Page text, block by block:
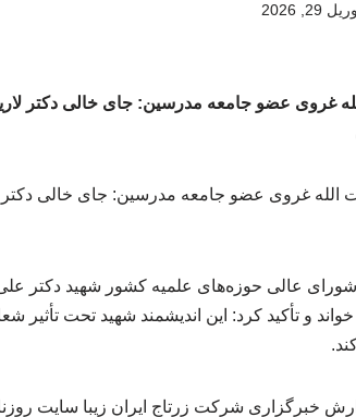
29, 2026
غروی عضو جامعه مدرسین: جای خالی دکتر
عالی حوزه‌های علمیه کشور شهید دکتر
و تأکید کرد: این اندیشمند شهید تحت تأثیر